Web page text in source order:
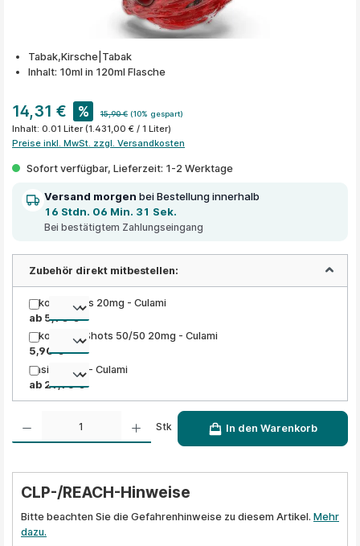
Tabak,Kirsche|Tabak
Inhalt: 10ml in 120ml Flasche
14,31 € % 15,90 € (10% gespart)
Inhalt: 0.01 Liter (1.431,00 € / 1 Liter)
Preise inkl. MwSt. zzgl. Versandkosten
Sofort verfügbar, Lieferzeit: 1-2 Werktage
Versand morgen bei Bestellung innerhalb
16 Stdn. 06 Min. 31 Sek.
Bei bestätigtem Zahlungseingang
Zubehör direkt mitbestellen:
Nikotin Shots 20mg - Culami
ab 5,90 €
Nikotinsalz Shots 50/50 20mg - Culami
5,90 €
Basis Liquid - Culami
ab 29,95 €
Produkt Anzahl: Gib den gewünschten Wert ein oder benutze die Schaltflächen um die
Stk In den Warenkorb
CLP-/REACH-Hinweise
Bitte beachten Sie die Gefahrenhinweise zu diesem Artikel. Mehr
dazu.